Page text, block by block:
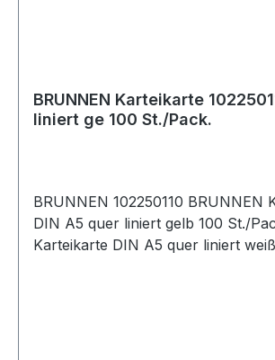
BRUNNEN Karteikarte
liniert ge 100 St./Pack.
BRUNNEN 102250110 BRUNNEN
DIN A5 quer liniert gelb 100 St./Pack. BRUNNEN
Karteikarte DIN A5 quer liniert